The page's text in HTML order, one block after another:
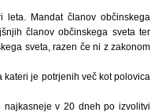
Mandat članov občinskega
članov občinskega sveta ter
sveta, razen če ni z zakonom
kateri je potrjenih več kot polovica
najkasneje v 20 dneh po izvolitvi